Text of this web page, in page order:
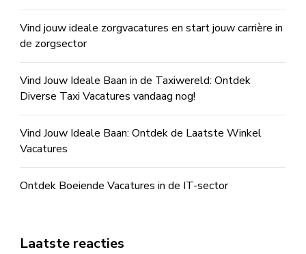
Vind jouw ideale zorgvacatures en start jouw carrière in
de zorgsector
Vind Jouw Ideale Baan in de Taxiwereld: Ontdek
Diverse Taxi Vacatures vandaag nog!
Vind Jouw Ideale Baan: Ontdek de Laatste Winkel
Vacatures
Ontdek Boeiende Vacatures in de IT-sector
Laatste reacties